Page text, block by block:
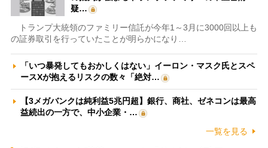
疑…
トランプ大統領のファミリー信託が今年1～3月に3000回以上も
の証券取引を行っていたことが明らかになり…
「いつ暴発してもおかしくはない」イーロン・マスク氏とスペ
ースXが抱えるリスクの数々「絶対…
【3メガバンクは純利益5兆円超】銀行、商社、ゼネコンは最高
益続出の一方で、中小企業・…
一覧を見る